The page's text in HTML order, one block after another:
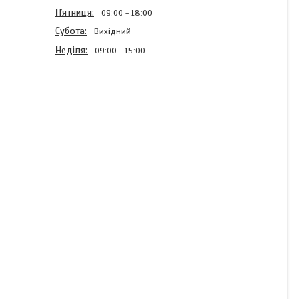
Пʼятниця 09:00 18:00
Субота Вихідний
Неділя 09:00 15:00